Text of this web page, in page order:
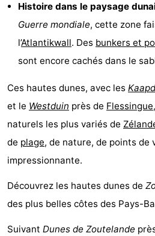
jeux
de
jeux
intérieures
Bowling
-
Parcours
mini-
golf
Centres
bien-
être
Villages
&
villes
Nature
Visites
guidées
Sports
Piscines
-
Faire
-
Histoire dans le paysage
Guerre mondiale, cette zone
l’Atlantikwall. Des bunkers et
sont encore cachés dans le
Ces hautes dunes, avec les
et le Westduin près de Flessingue
naturels les plus variés de
de plage, de nature, de points de
impressionnante.
Découvrez les hautes dunes de
des plus belles côtes des Pays-
Suivant Dunes de Zoutelande